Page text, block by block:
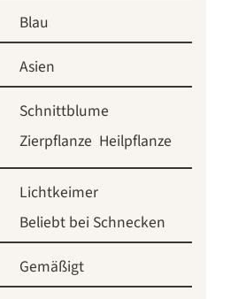
Blau
Asien
Schnittblume
Zierpflanze Heilpflanze
Lichtkeimer
Beliebt bei Schnecken
Gemäßigt